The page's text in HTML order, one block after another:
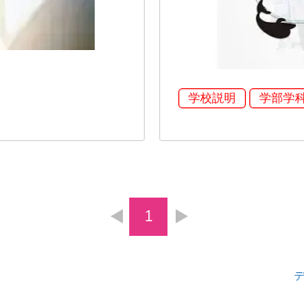
学校説明 学部学
1